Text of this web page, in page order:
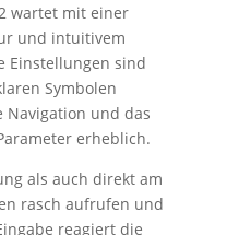
wartet mit einer
und intuitivem
Einstellungen sind
Symbolen
Navigation und das
erheblich.
als auch direkt am
rasch aufrufen und
reagiert die